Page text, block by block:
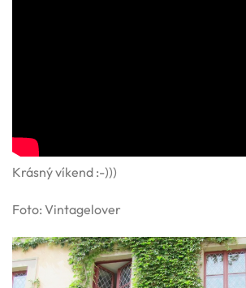
Krásný víkend :-)))
Foto: Vintagelover